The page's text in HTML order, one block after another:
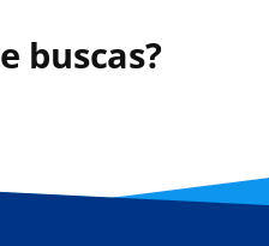
buscas?